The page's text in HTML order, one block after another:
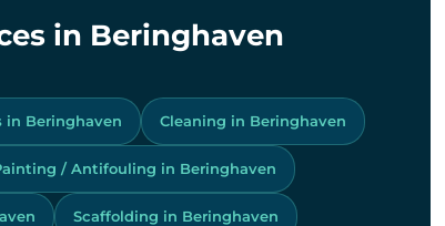
in Beringhaven
in Beringhaven Cleaning in Beringhaven
/ Antifouling in Beringhaven
Scaffolding in Beringhaven